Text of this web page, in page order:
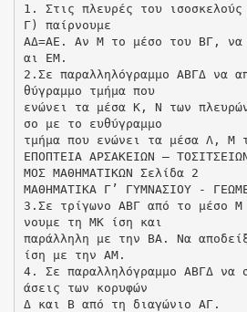
1. Στις πλευρές του
Γ) παίρνουμε
ΑΔ=ΑΕ. Αν Μ το μέσο του ΒΓ, να
αι ΕΜ.
2.Σε παραλληλόγραμμο ΑΒΓΔ να
θύγραμμο τμήμα που
ενώνει τα μέσα Κ, Ν των
σο με το ευθύγραμμο
τμήμα που ενώνει τα μέσα Λ, Μ
ΕΠΟΠΤΕΙΑ ΑΡΣΑΚΕΙΩΝ –
ΜΟΣ ΜΑΘΗΜΑΤΙΚΩΝ Σελίδα 2
ΜΑΘΗΜΑΤΙΚΑ Γ’ ΓΥΜΝΑΣΙΟΥ -
3.Σε τρίγωνο ΑΒΓ από το μέσο Μ
νουμε τη ΜΚ ίση και
παράλληλη με την ΒΑ. Να
ίση με την ΑΜ.
4. Σε παραλληλόγραμμο ΑΒΓΔ να
άσεις των κορυφών
Δ και Β από τη διαγώνιο ΑΓ.